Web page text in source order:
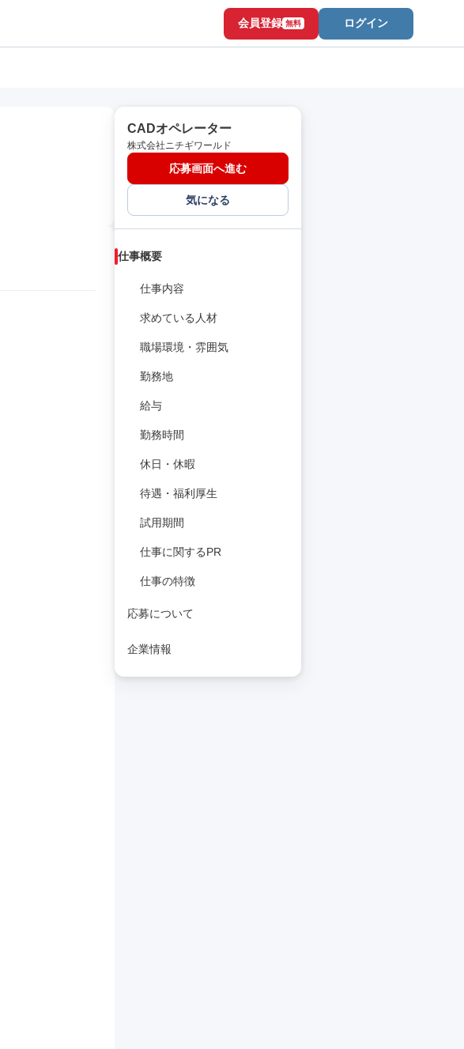
会員登録 無料 ログイン
CADオペレーター
株式会社ニチギワールド
応募画面へ進む
気になる
仕事概要
仕事内容
求めている人材
職場環境・雰囲気
勤務地
給与
勤務時間
休日・休暇
待遇・福利厚生
試用期間
仕事に関するPR
仕事の特徴
応募について
企業情報